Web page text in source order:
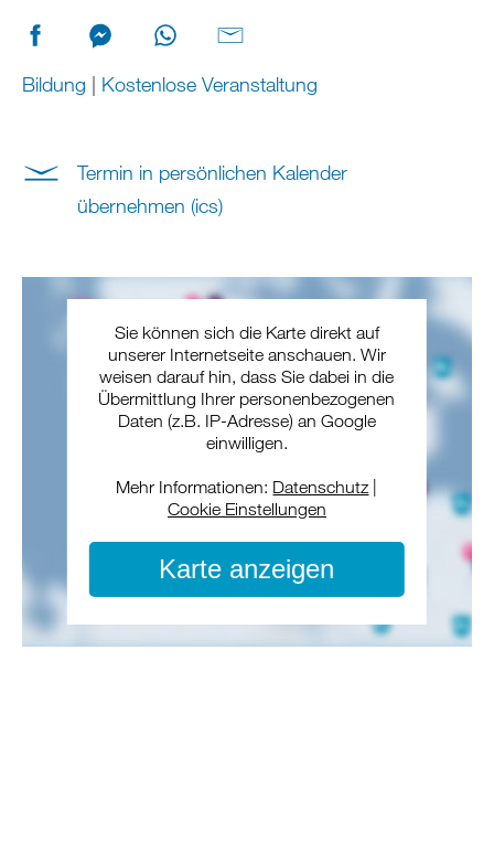
Bildung | Kostenlose Veranstaltung
Termin in persönlichen Kalender
übernehmen (ics)
Sie können sich die Karte direkt auf
unserer Internetseite anschauen. Wir
weisen darauf hin, dass Sie dabei in die
Übermittlung Ihrer personenbezogenen
Daten (z.B. IP-Adresse) an Google
einwilligen.
Mehr Informationen: Datenschutz
Cookie Einstellungen
Karte anzeigen